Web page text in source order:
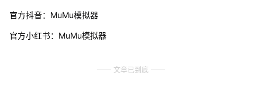
官方抖音：MuMu模拟器
官方小红书：MuMu模拟器
文章已到底